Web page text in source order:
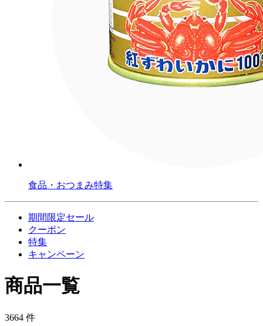
食品・おつまみ特集
期間限定セール
クーポン
特集
キャンペーン
商品一覧
3664 件